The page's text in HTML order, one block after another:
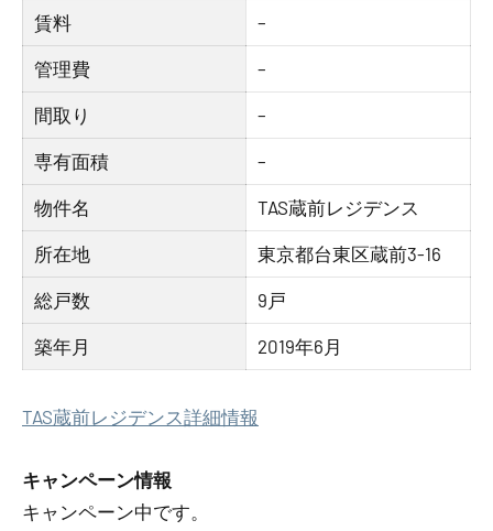
賃料 –
管理費 –
間取り –
専有面積 –
物件名 TAS蔵前レジデンス
所在地 東京都台東区蔵前3-16
総戸数 9戸
築年月 2019年6月
TAS蔵前レジデンス詳細情報
キャンペーン情報
キャンペーン中です。